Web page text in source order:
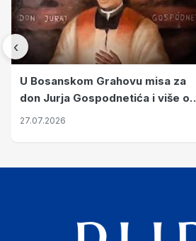
‹
U Bosanskom Grahovu misa za
don Jurja Gospodnetića i više od
220 stradalih Hrvata
27.07.2026